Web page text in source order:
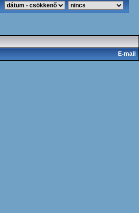
E-mail